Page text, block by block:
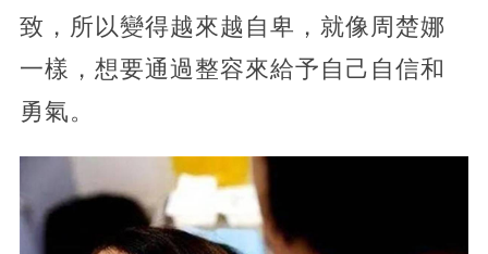
致，所以變得越來越自卑，就像周楚娜
一樣，想要通過整容來給予自己自信和
勇氣。